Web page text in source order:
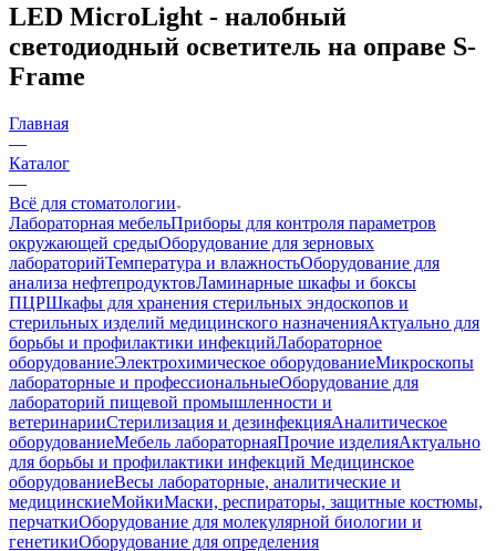
LED MicroLight - налобный
светодиодный осветитель на оправе S-
Frame
Главная
—
Каталог
—
Всё для стоматологии
Лабораторная мебельПриборы для контроля параметров
окружающей средыОборудование для зерновых
лабораторийТемпература и влажностьОборудование для
анализа нефтепродуктовЛаминарные шкафы и боксы
ПЦРШкафы для хранения стерильных эндоскопов и
стерильных изделий медицинского назначенияАктуально для
борьбы и профилактики инфекцийЛабораторное
оборудованиеЭлектрохимическое оборудованиеМикроскопы
лабораторные и профессиональныеОборудование для
лабораторий пищевой промышленности и
ветеринарииСтерилизация и дезинфекцияАналитическое
оборудованиеМебель лабораторнаяПрочие изделияАктуально
для борьбы и профилактики инфекций Медицинское
оборудованиеВесы лабораторные, аналитические и
медицинскиеМойкиМаски, респираторы, защитные костюмы,
перчаткиОборудование для молекулярной биологии и
генетикиОборудование для определения